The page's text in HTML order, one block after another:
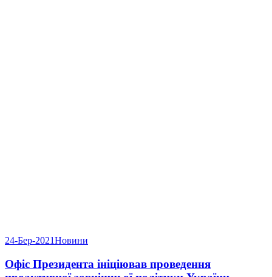
24-Бер-2021Новини
Офіс Президента ініціював проведення